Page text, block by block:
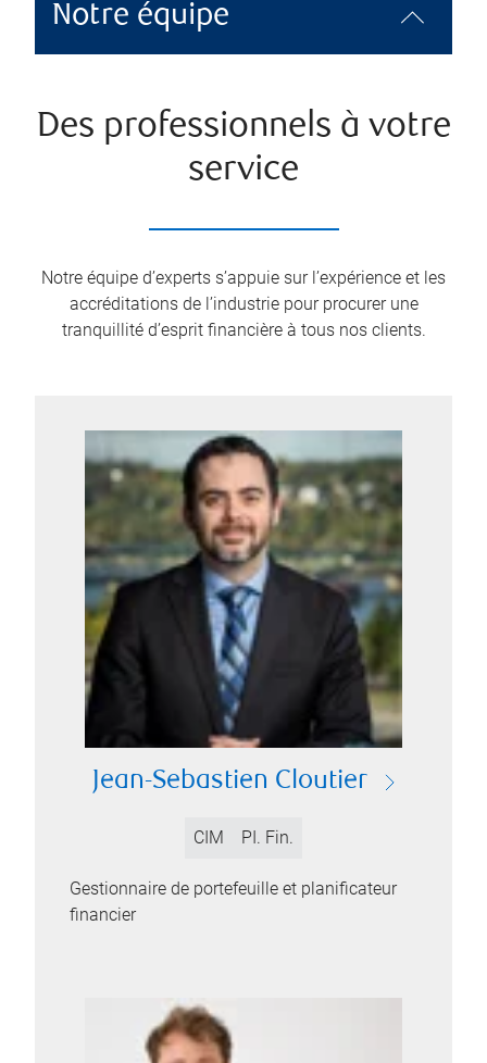
Notre équipe
Des professionnels à votre
service
Notre équipe d’experts s’appuie sur l’expérience et les
accréditations de l’industrie pour procurer une
tranquillité d’esprit financière à tous nos clients.
Jean-Sebastien Cloutier
CIM PI. Fin.
Gestionnaire de portefeuille et planificateur
financier